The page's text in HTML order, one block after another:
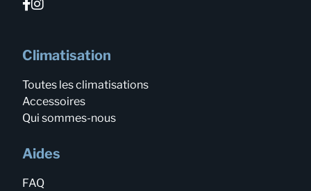
Climatisation
Toutes les climatisations
Accessoires
Qui sommes-nous
Aides
FAQ